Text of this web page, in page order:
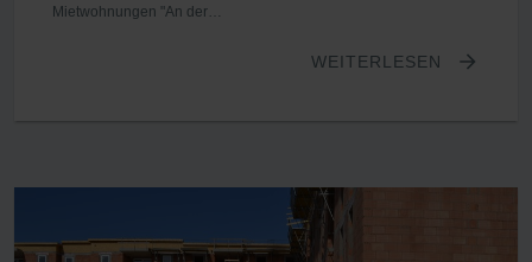
Mietwohnungen "An der…
WEITERLESEN